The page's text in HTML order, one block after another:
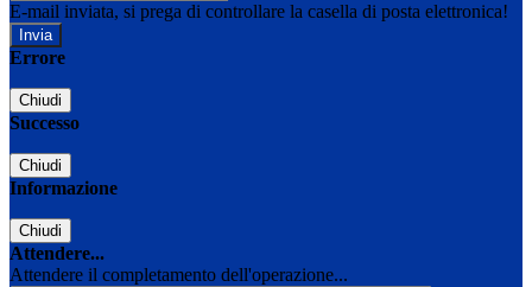
E-mail inviata, si prega di controllare la casella di posta elettronica!
Errore
Chiudi
Successo
Chiudi
Informazione
Chiudi
Attendere...
Attendere il completamento dell'operazione...